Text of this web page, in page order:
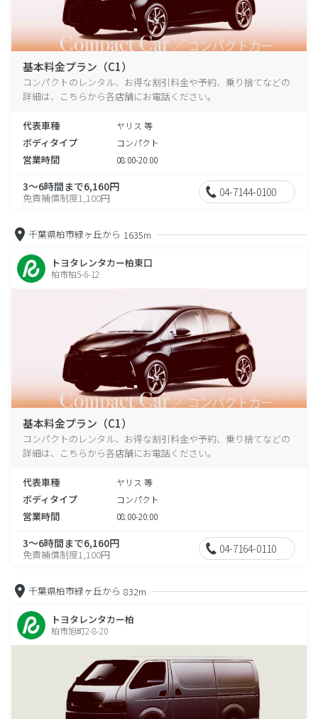
基本料金プラン（C1）
コンパクトのレンタル、お得な割引料金や予約、乗り捨てなどの
詳細は、こちらから各店舗にお電話ください。
代表車種 ヤリス 等
ボディタイプ コンパクト
営業時間 08:00-20:00
3～6時間まで6,160円
免責補償制度1,100円 04-7144-0100
千葉県柏市緑ヶ丘から 1635m
トヨタレンタカー柏東口
柏市柏5-6-12
基本料金プラン（C1）
コンパクトのレンタル、お得な割引料金や予約、乗り捨てなどの
詳細は、こちらから各店舗にお電話ください。
代表車種 ヤリス 等
ボディタイプ コンパクト
営業時間 08:00-20:00
3～6時間まで6,160円
免責補償制度1,100円 04-7164-0110
千葉県柏市緑ヶ丘から 832m
トヨタレンタカー柏
柏市旭町2-8-20